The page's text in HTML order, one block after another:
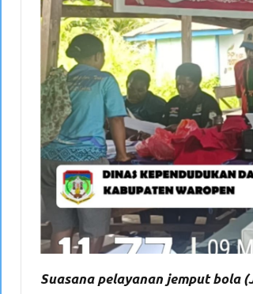
Suasana pelayanan jemput bola